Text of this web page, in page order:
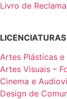
Livro de
LICENCIATURAS
Artes Plásticas e
Artes Visuais –
Cinema e
Design de